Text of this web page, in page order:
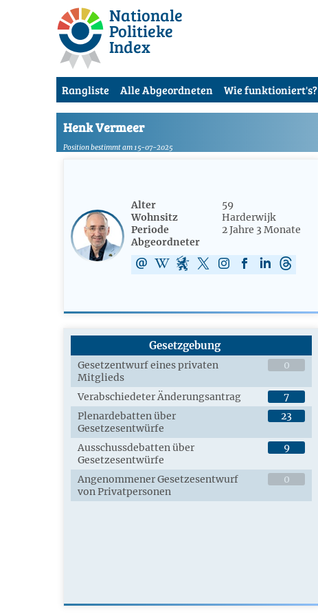
Nationale
Politieke
Index
Rangliste Alle Abgeordneten Wie funktioniert's?
Henk Vermeer
Position bestimmt am 15-07-2025
Alter
59
Wohnsitz
Harderwijk
Periode
Abgeordneter
2 Jahre 3 Monate
Gesetzgebung
Gesetzentwurf eines privaten
Mitglieds
0
Verabschiedeter Änderungsantrag
7
Plenardebatten über
Gesetzesentwürfe
23
Ausschussdebatten über
Gesetzesentwürfe
9
Angenommener Gesetzesentwurf
von Privatpersonen
0